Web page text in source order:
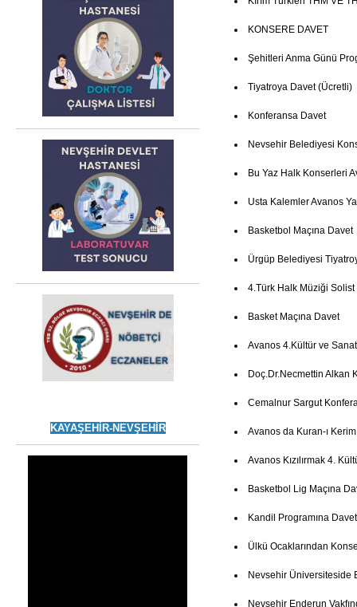
KAYAŞEHİR-NEVŞEHİR
KONSERE DAVET
Şehitleri Anma Günü
Tiyatroya Davet (Ücretli)
Konferansa Davet
Nevsehir Belediyesi
Bu Yaz Halk Konserleri
Usta Kalemler Avanos
Basketbol Maçına Davet
Ürgüp Belediyesi
4.Türk Halk Müziği Solist
Basket Maçına Davet
Avanos 4.Kültür ve
Doç.Dr.Necmettin Alkan
Cemalnur Sargut
Avanos da Kuran-ı
Avanos Kızılırmak 4.
Basketbol Lig Maçına
Kandil Programına Davet
Ülkü Ocaklarından
Nevsehir Üniversiteside
Nevşehir Enderun